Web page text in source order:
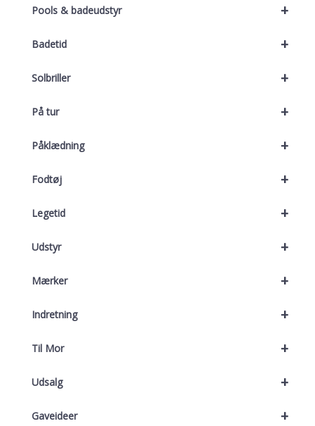
+
Pools & badeudstyr
+
Badetid
+
Solbriller
+
På tur
+
Påklædning
+
Fodtøj
+
Legetid
+
Udstyr
+
Mærker
+
Indretning
+
Til Mor
+
Udsalg
+
Gaveideer